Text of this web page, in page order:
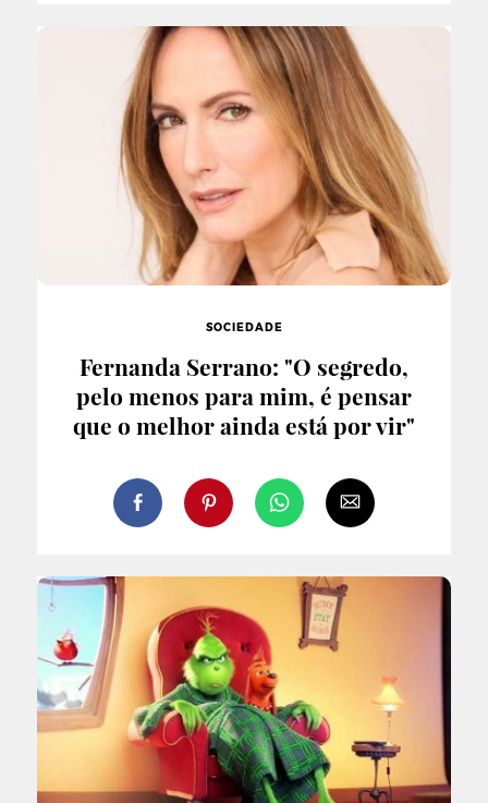
SOCIEDADE
Fernanda Serrano: "O segredo,
pelo menos para mim, é pensar
que o melhor ainda está por vir"